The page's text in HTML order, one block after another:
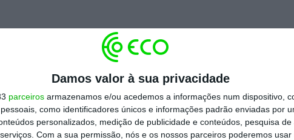
Damos valor à sua privacidade
parceiros armazenamos e/ou acedemos a informações num dispositivo,
como identificadores únicos e informações padrão enviadas por
personalizados, medição de publicidade e conteúdos, pesquisa
Com a sua permissão, nós e os nossos parceiros poderemos
estando a ser tratadas; dois desses
São a terceira e quarta vítimas
deputados dentro dos seus escritórios e